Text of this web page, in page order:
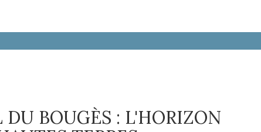
DU BOUGÈS : L'HORIZON